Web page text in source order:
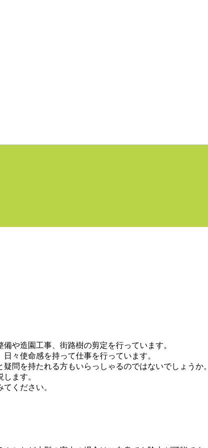
や造園工事、街路樹の剪定を行っています。
々使命感を持って仕事を行っています。
問を持たれる方もいらっしゃるのではないでしょうか。
ます。
ください。